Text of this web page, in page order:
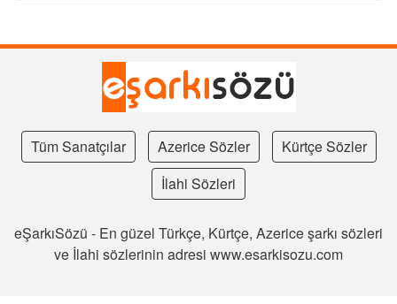
Tüm Sanatçılar Azerice Sözler
Kürtçe Sözler
İlahi Sözleri
eŞarkıSözü - En güzel Türkçe, Kürtçe, Azerice şarkı sözleri
ve İlahi sözlerinin adresi www.esarkisozu.com